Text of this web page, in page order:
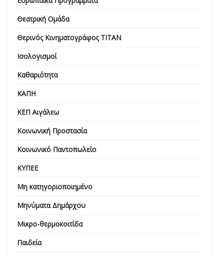
Θεατρική Ομάδα
Θερινός Κινηματογράφος ΤΙΤΑΝ
Ισολογισμοί
Καθαριότητα
ΚΑΠΗ
ΚΕΠ Αιγάλεω
Κοινωνική Προστασία
Κοινωνικό Παντοπωλείο
ΚΥΠΕΕ
Μη κατηγοριοποιημένο
Μηνύματα Δημάρχου
Μικρο-θερμοκοιτίδα
Παιδεία